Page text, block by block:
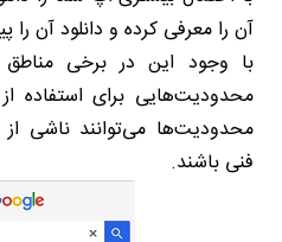
آن را معرفی کرده و دانلود آن را
با وجود این در برخی مناطق
محدودیت‌هایی برای استفاده
محدودیت‌ها می‌توانند ناشی
فنی باشند.